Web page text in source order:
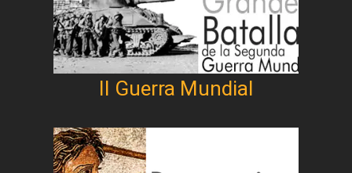
II Guerra Mundial